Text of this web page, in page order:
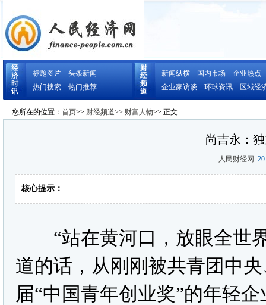
经
济
时
讯
标题图片
头条新闻
热门搜索
热门推荐
财
经
频
道
新闻纵横 国内市场
企业热点
企业家访谈
环球资讯 区域经
您所在的位置： 首页>> 财经频道>> 财富人物>> 正文
尚吉永：
人民财经网
核心提示：
“站在黄河口，放眼全世界
道的话，从刚刚被共青团中
届“中国青年创业奖”的年轻